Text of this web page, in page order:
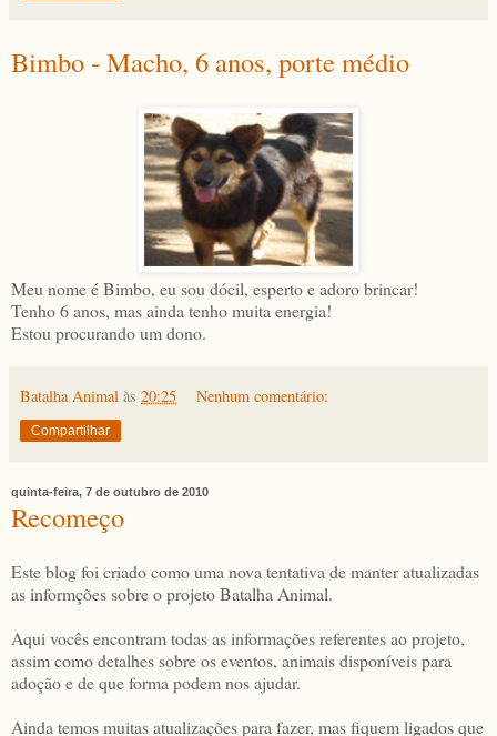
Bimbo - Macho, 6 anos, porte médio
Meu nome é Bimbo, eu sou dócil, esperto e adoro brincar!
Tenho 6 anos, mas ainda tenho muita energia!
Estou procurando um dono.
Batalha Animal às 20:25 Nenhum comentário:
Compartilhar
quinta-feira, 7 de outubro de 2010
Recomeço
Este blog foi criado como uma nova tentativa de manter atualizadas
as informções sobre o projeto Batalha Animal.
Aqui vocês encontram todas as informações referentes ao projeto,
assim como detalhes sobre os eventos, animais disponíveis para
adoção e de que forma podem nos ajudar.
Ainda temos muitas atualizações para fazer, mas fiquem ligados que